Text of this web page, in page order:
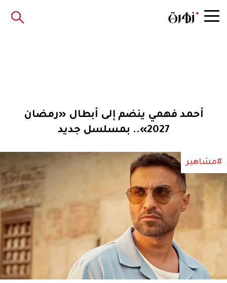
أحمد فهمي ينضم إلى أبطال «رمضان
2027».. بمسلسل جديد
#مشاهير